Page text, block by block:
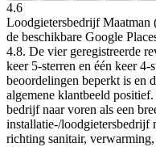
4.6
Loodgietersbedrijf Maatman
de beschikbare Google
4.8. De vier geregistreerde
keer 5-sterren en één keer
beoordelingen beperkt is en
algemene klantbeeld
bedrijf naar voren als een
installatie-/loodgietersbedrijf
richting sanitair,